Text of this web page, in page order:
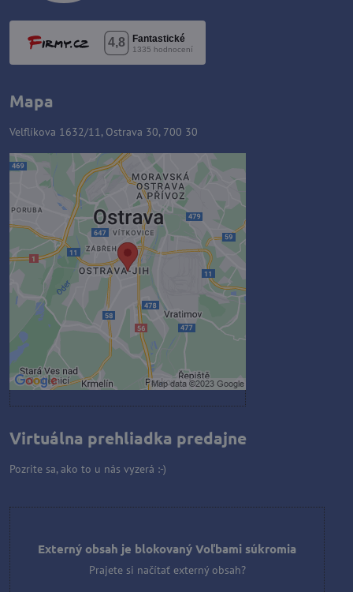
Mapa
Velflíkova 1632/11, Ostrava 30, 700 30
Externý obsah je blokovaný
Voľbami súkromia
Prajete si načítať externý obsah?
Povoliť tentokrát
Povoliť a zapamätať - súhlas s
druhom cookie: Funkčné
Otvoriť obsah v novom okne
Virtuálna prehliadka predajne
Pozrite sa, ako to u nás vyzerá :-)
Externý obsah je blokovaný Voľbami súkromia
Prajete si načítať externý obsah?